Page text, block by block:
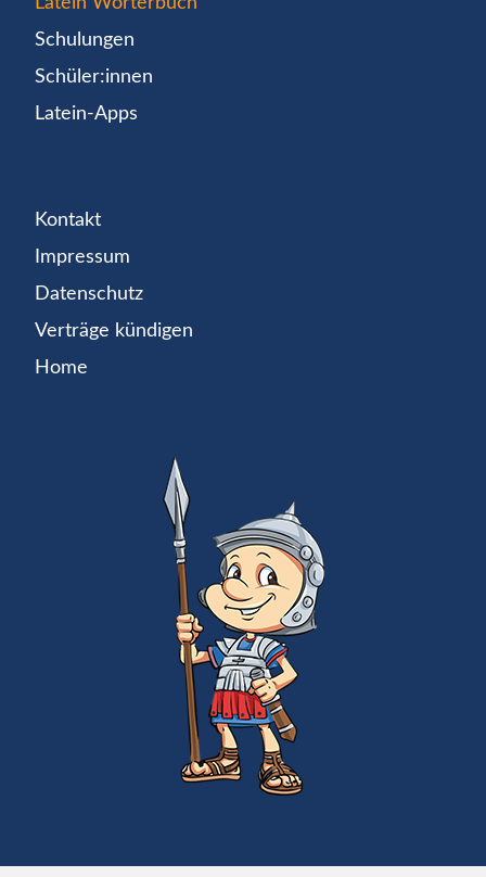
Schulungen
Schüler:innen
Latein-Apps
Kontakt
Impressum
Datenschutz
Verträge kündigen
Home